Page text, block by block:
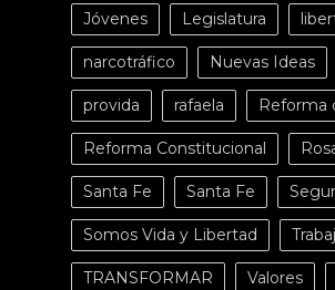
Jóvenes Legislatura
narcotráfico Nuevas Ideas
provida rafaela Reforma
Reforma Constitucional
Santa Fe Santa Fe
Somos Vida y Libertad
TRANSFORMAR Valores